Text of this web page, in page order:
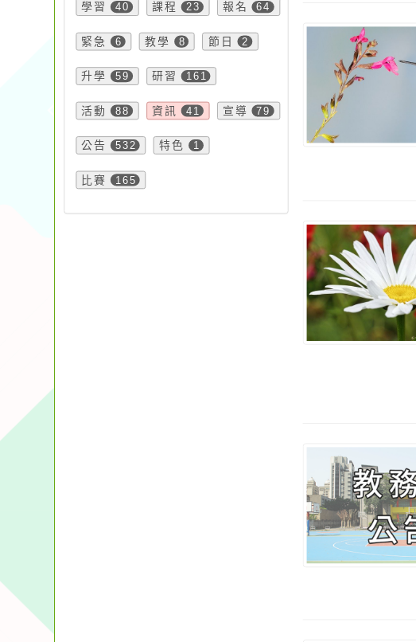
學習 40 課程 23 報名 64
緊急 6 教學 8 節日 2
升學 59 研習 161
活動 88 資訊 41 宣導 79
公告 532 特色 1
比賽 165